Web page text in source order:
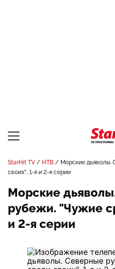
StarHit TV НТВ
Морские
своих", 1-я и 2-я серии
Морские
рубежи. "Чужие
и 2-я серии